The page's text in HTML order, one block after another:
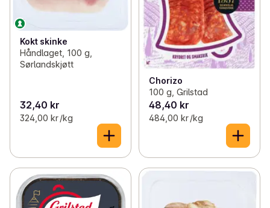
Kokt skinke
Håndlaget, 100 g,
Sørlandskjøtt
32,40 kr
324,00 kr /kg
Chorizo
100 g, Grilstad
48,40 kr
484,00 kr /kg